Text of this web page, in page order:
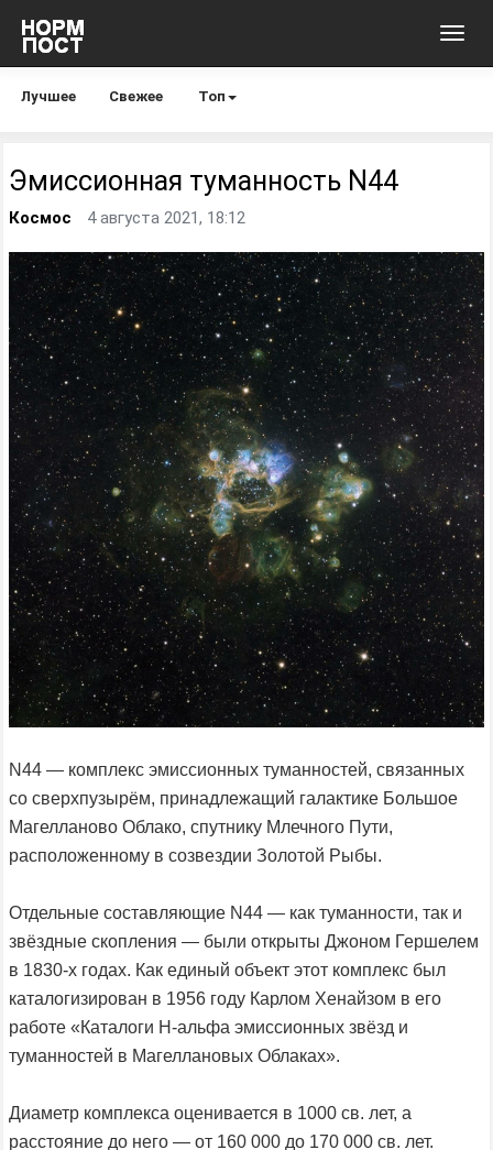
Лучшее Свежее Топ
Эмиссионная туманность N44
Космос 4 августа 2021, 18:12
N44 — комплекс эмиссионных туманностей, связанных
со сверхпузырём, принадлежащий галактике Большое
Магелланово Облако, спутнику Млечного Пути,
расположенному в созвездии Золотой Рыбы.
Отдельные составляющие N44 — как туманности, так и
звёздные скопления — были открыты Джоном Гершелем
в 1830-х годах. Как единый объект этот комплекс был
каталогизирован в 1956 году Карлом Хенайзом в его
работе «Каталоги H-альфа эмиссионных звёзд и
туманностей в Магеллановых Облаках».
Диаметр комплекса оценивается в 1000 св. лет, а
расстояние до него — от 160 000 до 170 000 св. лет.